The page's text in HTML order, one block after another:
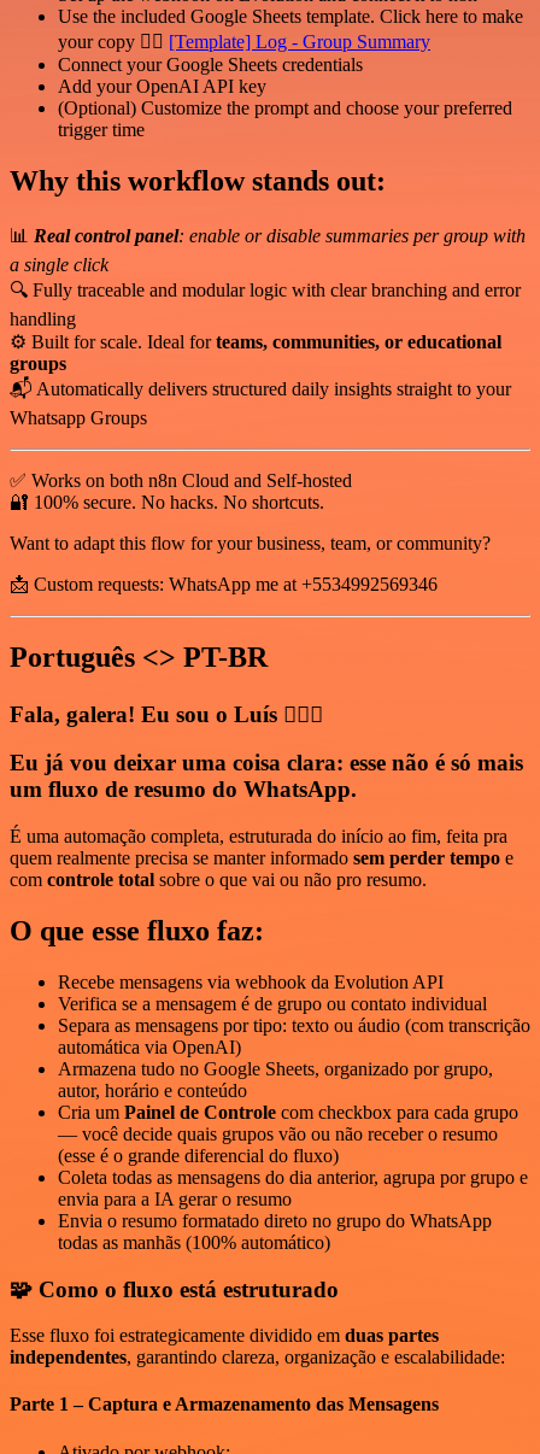
Use the included Google Sheets template. Click here to make
your copy 👉🏻 [Template] Log - Group Summary
Connect your Google Sheets credentials
Add your OpenAI API key
(Optional) Customize the prompt and choose your preferred
trigger time
Why this workflow stands out:
📊 Real control panel: enable or disable summaries per group with
a single click
🔍 Fully traceable and modular logic with clear branching and error
handling
⚙️ Built for scale. Ideal forteams, communities, or educational
groups
📬 Automatically delivers structured daily insights straight to your
Whatsapp Groups
✅ Works on both n8n Cloud and Self-hosted
🔐 100% secure. No hacks. No shortcuts.
Want to adapt this flow for your business, team, or community?
📩 Custom requests: WhatsApp me at +5534992569346
Português <> PT-BR
Fala, galera! Eu sou o Luís 🙋🏻‍♂️
Eu já vou deixar uma coisa clara: esse não é só mais
um fluxo de resumo do WhatsApp.
É uma automação completa, estruturada do início ao fim, feita pra
quem realmente precisa se manter informado sem perder tempo e
com controle total sobre o que vai ou não pro resumo.
O que esse fluxo faz:
Recebe mensagens via webhook da Evolution API
Verifica se a mensagem é de grupo ou contato individual
Separa as mensagens por tipo: texto ou áudio (com transcrição
automática via OpenAI)
Armazena tudo no Google Sheets, organizado por grupo,
autor, horário e conteúdo
Cria um Painel de Controle com checkbox para cada grupo
— você decide quais grupos vão ou não receber o resumo
(esse é o grande diferencial do fluxo)
Coleta todas as mensagens do dia anterior, agrupa por grupo e
envia para a IA gerar o resumo
Envia o resumo formatado direto no grupo do WhatsApp
todas as manhãs (100% automático)
🧩 Como o fluxo está estruturado
Esse fluxo foi estrategicamente dividido em duas partes
independentes, garantindo clareza, organização e escalabilidade:
Parte 1 – Captura e Armazenamento das Mensagens